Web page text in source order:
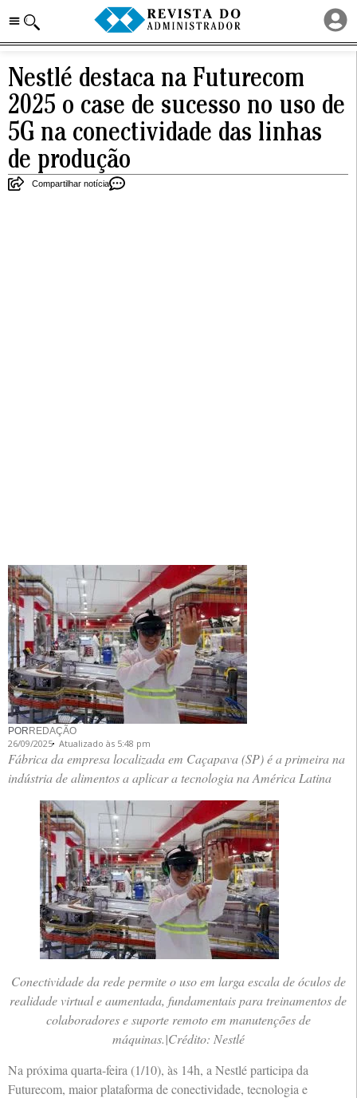
Nestlé destaca na Futurecom
2025 o case de sucesso no uso de
5G na conectividade das linhas
de produção
Compartilhar notícia
POR REDAÇÃO
26/09/2025 Atualizado às 5:48 pm
Fábrica da empresa localizada em Caçapava (SP) é a primeira na
indústria de alimentos a aplicar a tecnologia na América Latina
Conectividade da rede permite o uso em larga escala de óculos de
realidade virtual e aumentada, fundamentais para treinamentos de
colaboradores e suporte remoto em manutenções de
máquinas.|Crédito: Nestlé
Na próxima quarta-feira (1/10), às 14h, a Nestlé participa da
Futurecom, maior plataforma de conectividade, tecnologia e